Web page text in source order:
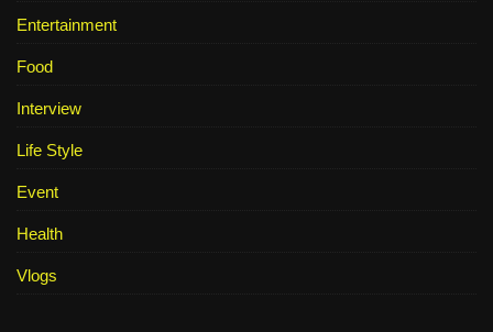
Entertainment
Food
Interview
Life Style
Event
Health
Vlogs